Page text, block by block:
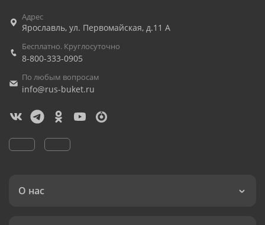
Адрес
Ярославль, ул. Первомайская, д.11 А
Бесплатно. Круглосуточно
8-800-333-0905
По любым вопросам
info@rus-buket.ru
О нас